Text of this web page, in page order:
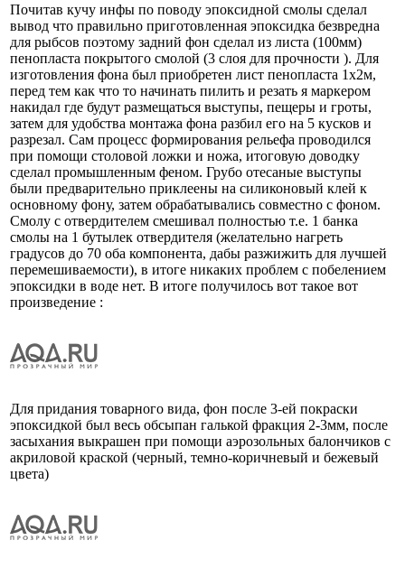
Почитав кучу инфы по поводу эпоксидной смолы сделал
вывод что правильно приготовленная эпоксидка безвредна
для рыбсов поэтому задний фон сделал из листа (100мм)
пенопласта покрытого смолой (3 слоя для прочности ). Для
изготовления фона был приобретен лист пенопласта 1х2м,
перед тем как что то начинать пилить и резать я маркером
накидал где будут размещаться выступы, пещеры и гроты,
затем для удобства монтажа фона разбил его на 5 кусков и
разрезал. Сам процесс формирования рельефа проводился
при помощи столовой ложки и ножа, итоговую доводку
сделал промышленным феном. Грубо отесаные выступы
были предварительно приклеены на силиконовый клей к
основному фону, затем обрабатывались совместно с фоном.
Смолу с отвердителем смешивал полностью т.е. 1 банка
смолы на 1 бутылек отвердителя (желательно нагреть
градусов до 70 оба компонента, дабы разжижить для лучшей
перемешиваемости), в итоге никаких проблем с побелением
эпоксидки в воде нет. В итоге получилось вот такое вот
произведение :
Для придания товарного вида, фон после 3-ей покраски
эпоксидкой был весь обсыпан галькой фракция 2-3мм, после
засыхания выкрашен при помощи аэрозольных балончиков с
акриловой краской (черный, темно-коричневый и бежевый
цвета)